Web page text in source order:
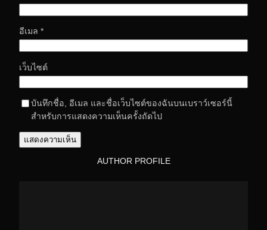
อีเมล *
เว็บไซต์
บันทึกชื่อ, อีเมล และชื่อเว็บไซต์ของฉันบนเบราว์เซอร์นี้
สำหรับการแสดงความเห็นครั้งถัดไป
AUTHOR PROFILE